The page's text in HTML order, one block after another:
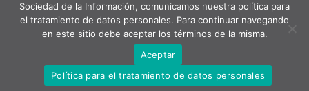
BanEcuador B.P. Todos los derechos reservados.
Sociedad de la Información, comunicamos nuestra política para
el tratamiento de datos personales. Para continuar navegando
en este sitio debe aceptar los términos de la misma.
Aceptar
Política para el tratamiento de datos personales